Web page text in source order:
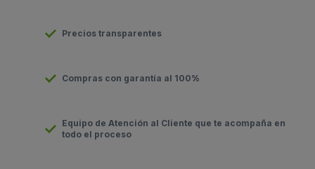
Precios transparentes
Compras con garantía al 100%
Equipo de Atención al Cliente que te acompaña en
todo el proceso